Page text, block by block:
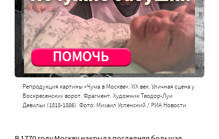
Репродукция картины «Чума в Москве». ХIХ век. Уличная сцена у
Воскресенских ворот. Фрагмент. Художник Теодор-Луи
Девильи (1818-1886). Фото: Михаил Успенский / РИА Новости